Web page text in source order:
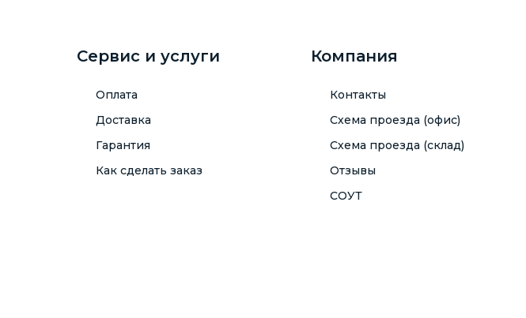
Сервис и услуги
Оплата
Доставка
Гарантия
Как сделать заказ
Компания
Контакты
Схема проезда (офис)
Схема проезда (склад)
Отзывы
СОУТ